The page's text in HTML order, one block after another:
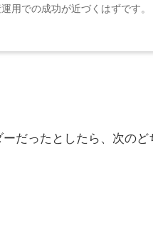
用での成功が近づくはずです
だったとしたら、次のど